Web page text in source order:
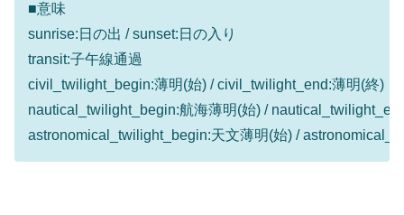
■意味
sunrise:日の出 / sunset:日の入り
transit:子午線通過
civil_twilight_begin:薄明(始) / civil_twilight_end:薄明(終)
nautical_twilight_begin:航海薄明(始) /
astronomical_twilight_begin:天文薄明(始) /